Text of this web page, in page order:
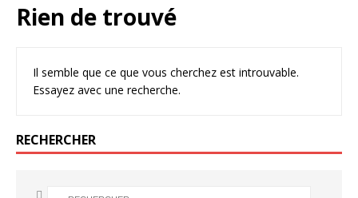
Rien de trouvé
Il semble que ce que vous cherchez est introuvable.
Essayez avec une recherche.
RECHERCHER